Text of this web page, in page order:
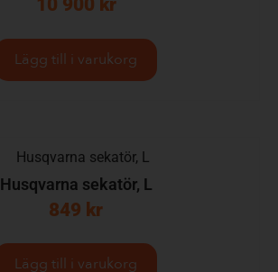
10 900 kr
Lägg till i varukorg
Husqvarna sekatör, L
849 kr
Lägg till i varukorg